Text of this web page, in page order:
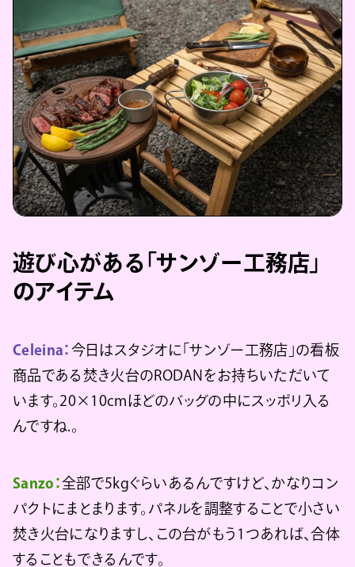
遊び心がある「サンゾー工務店」
のアイテム
Celeina： 今日はスタジオに「サンゾー工務店」の看板
商品である焚き火台のRODANをお持ちいただいて
います。20×10cmほどのバッグの中にスッポリ入る
んですね.。
Sanzo：全部で5kgぐらいあるんですけど、かなりコン
パクトにまとまります。パネルを調整することで小さい
焚き火台になりますし、この台がもう1つあれば、合体
することもできるんです。